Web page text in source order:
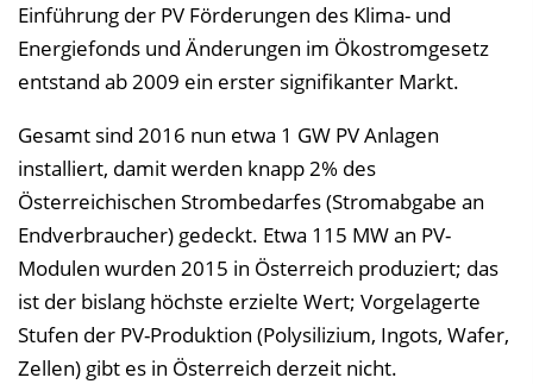
Einführung der PV Förderungen des Klima- und
Energiefonds und Änderungen im Ökostromgesetz
entstand ab 2009 ein erster signifikanter Markt.
Gesamt sind 2016 nun etwa 1 GW PV Anlagen
installiert, damit werden knapp 2% des
Österreichischen Strombedarfes (Stromabgabe an
Endverbraucher) gedeckt. Etwa 115 MW an PV-
Modulen wurden 2015 in Österreich produziert; das
ist der bislang höchste erzielte Wert; Vorgelagerte
Stufen der PV-Produktion (Polysilizium, Ingots, Wafer,
Zellen) gibt es in Österreich derzeit nicht.